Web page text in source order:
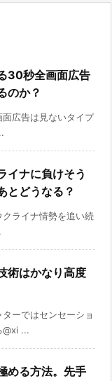
30秒全画面広告
のか？
広告は見ないタイプ
イナに負けそう
とどうなる？
ライナ情勢を追い続
術はかなり高度
ーではセンセーショ
@xi ...
める方法。先手